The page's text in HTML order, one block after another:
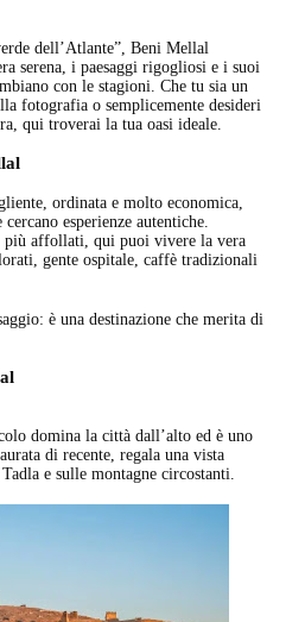
dell’Atlante”, Beni Mellal
serena, i paesaggi rigogliosi e i suoi
con le stagioni. Che tu sia un
fotografia o semplicemente desideri
qui troverai la tua oasi ideale.
ordinata e molto economica,
esperienze autentiche.
affollati, qui puoi vivere la vera
gente ospitale, caffè tradizionali
è una destinazione che merita di
domina la città dall’alto ed è uno
di recente, regala una vista
e sulle montagne circostanti.